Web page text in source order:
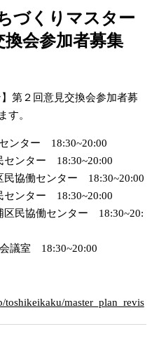
づくりマスター
換会参加者募集
第２回意見交換会参加者募
す。
ンター　18:30~20:00
ンター　18:30~20:00
協働センター　18:30~20:00
ンター　18:30~20:00
民協働センター　18:30~20:
議室　18:30~20:00
master_plan_revis